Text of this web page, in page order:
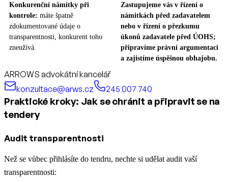
Konkurenční námitky při
kontrole: máte špatně
zdokumentované údaje o
transparentnosti, konkurent toho
zneužívá.
Zastupujeme vás v řízení o
námitkách před zadavatelem
nebo v řízení o přezkumu
úkonů zadavatele před ÚOHS;
připravíme právní argumentaci
a zajistíme úspěšnou obhajobu.
ARROWS advokátní kancelář
konzultace@arws.cz
245 007 740
Praktické kroky: Jak se chránit a připravit se na
tendery
Audit transparentnosti
Než se vůbec přihlásíte do tendru, nechte si udělat audit vaší
transparentnosti: